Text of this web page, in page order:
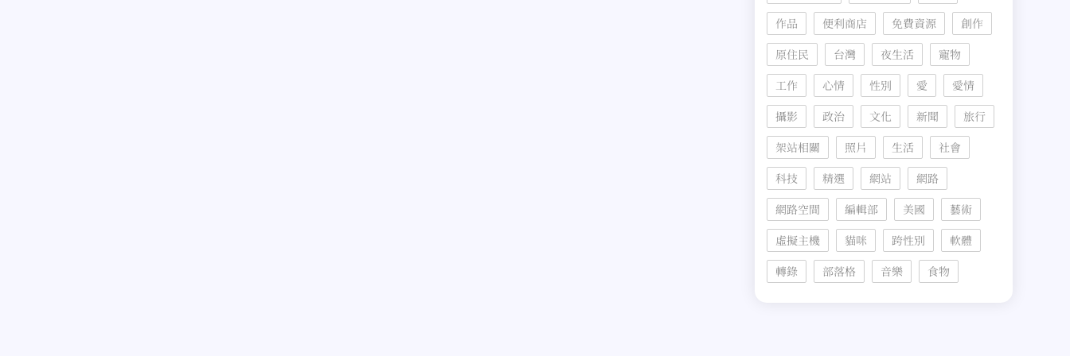
作品 便利商店 免費資源
創作
原住民
台灣 夜生活
寵物
工作
心情 性別 愛
愛情
攝影
政治 文化 新聞
旅行
架站相關
照片 生活
社會
科技
精選 網站
網路
網路空間
編輯部 美國
藝術
虛擬主機
貓咪 跨性別
軟體
轉錄
部落格 音樂 食物